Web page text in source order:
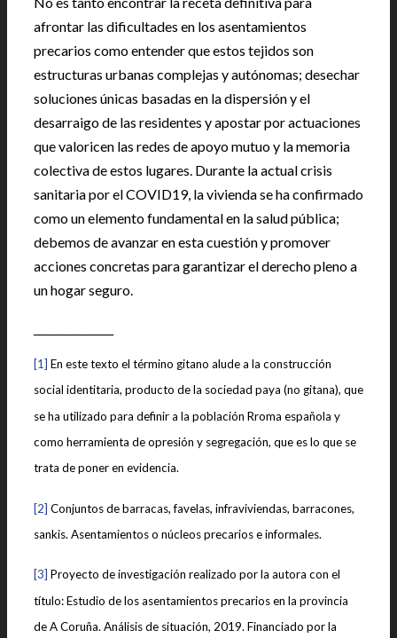
afrontar las dificultades en los asentamientos
precarios como entender que estos tejidos son
estructuras urbanas complejas y autónomas; desechar
soluciones únicas basadas en la dispersión y el
desarraigo de las residentes y apostar por actuaciones
que valoricen las redes de apoyo mutuo y la memoria
colectiva de estos lugares. Durante la actual crisis
sanitaria por el COVID19, la vivienda se ha confirmado
como un elemento fundamental en la salud pública;
debemos de avanzar en esta cuestión y promover
acciones concretas para garantizar el derecho pleno a
un hogar seguro.
[1] En este texto el término gitano alude a la construcción
social identitaria, producto de la sociedad paya (no gitana), que
se ha utilizado para definir a la población Rroma española y
como herramienta de opresión y segregación, que es lo que se
trata de poner en evidencia.
[2] Conjuntos de barracas, favelas, infraviviendas, barracones,
sankis. Asentamientos o núcleos precarios e informales.
[3] Proyecto de investigación realizado por la autora con el
título: Estudio de los asentamientos precarios en la provincia
de A Coruña. Análisis de situación, 2019. Financiado por la